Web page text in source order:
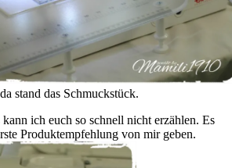
stand das Schmuckstück.
ich euch so schnell nicht erzählen. Es
Produktempfehlung von mir geben.